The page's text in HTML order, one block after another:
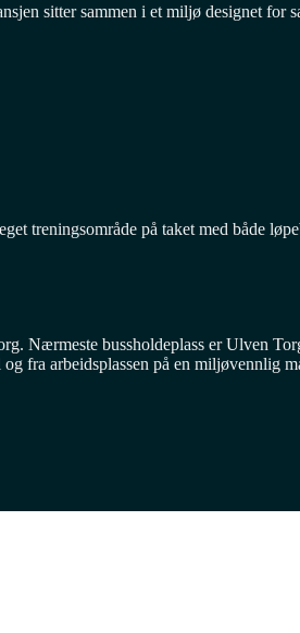
sitter sammen i et miljø designet for
treningsområde på taket med både
bussholdeplass er Ulven
fra arbeidsplassen på en miljøvennlig